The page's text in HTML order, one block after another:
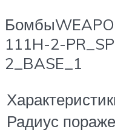
111H-2-
2_BASE_1
Радиус